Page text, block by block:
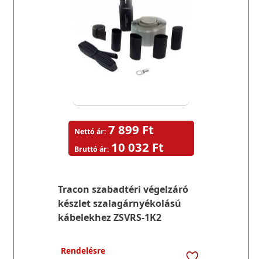
Tracon szabadtéri végelzáró
készlet szalagárnyékolású
kábelekhez ZSVRS-1K2
Nettó ár: 7 899 Ft
Bruttó ár: 10 032 Ft
Rendelésre